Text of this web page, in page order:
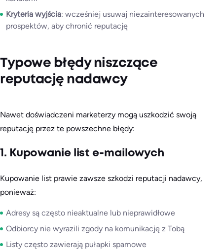
Kryteria wyjścia: wcześniej usuwaj niezainteresowanych
prospektów, aby chronić reputację
Typowe błędy niszczące
reputację nadawcy
Nawet doświadczeni marketerzy mogą uszkodzić swoją
reputację przez te powszechne błędy:
1. Kupowanie list e-mailowych
Kupowanie list prawie zawsze szkodzi reputacji nadawcy,
ponieważ:
Adresy są często nieaktualne lub nieprawidłowe
Odbiorcy nie wyrazili zgody na komunikację z Tobą
Listy często zawierają pułapki spamowe